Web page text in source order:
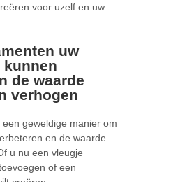
voor uzelf en uw
uw
de waarde
verhogen
geweldige manier om
en de waarde
u nu een vleugje
of een